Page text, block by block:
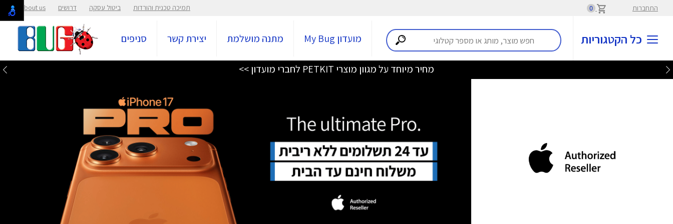
התחברות 0 תמיכה טכנית והורדות ביטול עסקה דרושים About us
כל הקטגוריות מועדון My Bug מתנה מושלמת יצירת קשר סניפים
מחיר מיוחד על מגוון מוצרי PETKIT לחברי מועדון >>